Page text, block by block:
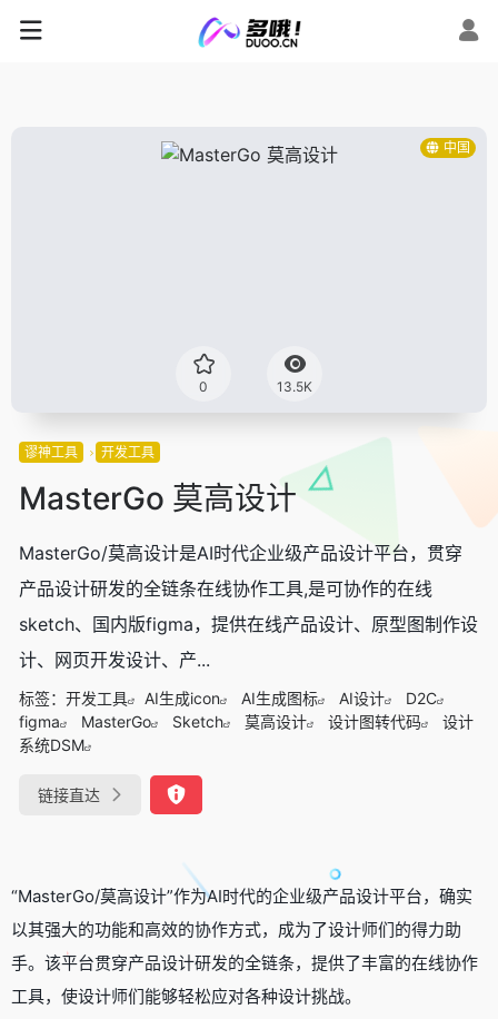
中国
0 13.5K
谬神工具 开发工具
MasterGo 莫高设计
MasterGo/莫高设计是AI时代企业级产品设计平台，贯穿
产品设计研发的全链条在线协作工具,是可协作的在线
sketch、国内版figma，提供在线产品设计、原型图制作设
计、网页开发设计、产...
标签： 开发工具 AI生成icon AI生成图标 AI设计
D2C
figma
MasterGo Sketch 莫高设计 设计图转代码
设计
系统DSM
链接直达
“MasterGo/莫高设计”作为AI时代的企业级产品设计平台，确实
以其强大的功能和高效的协作方式，成为了设计师们的得力助
手。该平台贯穿产品设计研发的全链条，提供了丰富的在线协作
工具，使设计师们能够轻松应对各种设计挑战。